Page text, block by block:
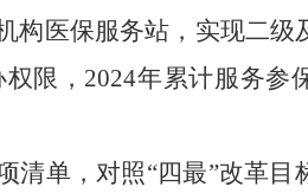
构医保服务站，实现二级
限， 2024年累计服务参
清单，对照“四最”改革目